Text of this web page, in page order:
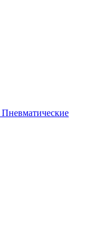
Пневматические